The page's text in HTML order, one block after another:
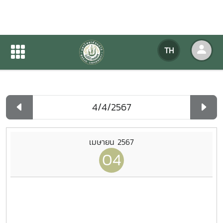
TH
ปฏิทินกิจกรรมของหน่วยงาน
ปฏิทินกิจกรรมของหน่วยงาน
เมษายน 2567
04